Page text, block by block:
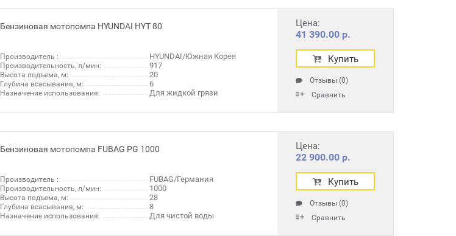
Бензиновая мотопомпа HYUNDAI HYT 80
Производитель : HYUNDAI/Южная Корея
Производительность, л/мин: 917
Высота подъема, м: 20
Глубина всасывания, м: 6
Назначение использования: Для жидкой грязи
Цена:
41 390.00 р.
Купить
Отзывы (0)
Сравнить
Бензиновая мотопомпа FUBAG PG 1000
Производитель : FUBAG/Германия
Производительность, л/мин: 1000
Высота подъема, м: 28
Глубина всасывания, м: 8
Назначение использования: Для чистой воды
Цена:
22 900.00 р.
Купить
Отзывы (0)
Сравнить